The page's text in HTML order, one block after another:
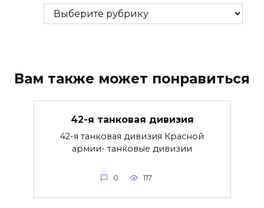
Рубрики
Вам также может понравиться
42-я танковая дивизия
42-я танковая дивизия Красной
армии- танковые дивизии
0 117